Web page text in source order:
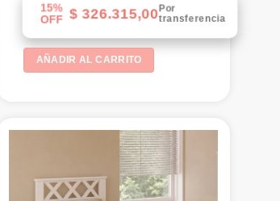
15%
OFF
$326.315,00Por
transferencia
AÑADIR AL CARRITO